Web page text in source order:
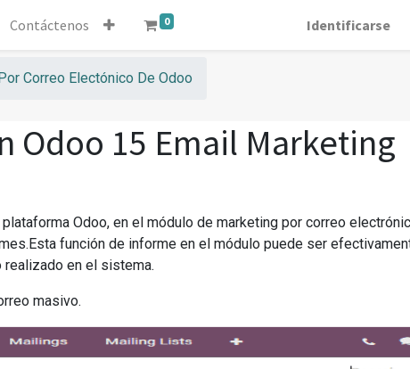
Contáctenos 0 Identificarse
Correo Electónico De Odoo
Odoo 15 Email Marketing
Odoo, en el módulo de marketing por correo
función de informe en el módulo puede ser
en el sistema.
masivo.